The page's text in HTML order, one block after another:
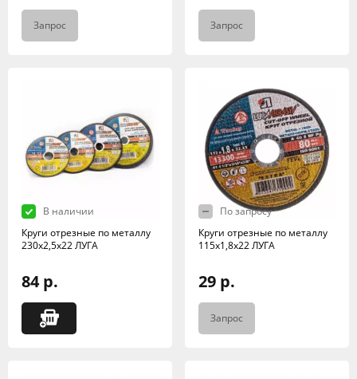
Запрос Запрос
В наличии
Круги отрезные по металлу
230х2,5х22 ЛУГА
84 р.
По запросу
Круги отрезные по металлу
115х1,8х22 ЛУГА
29 р.
Запрос